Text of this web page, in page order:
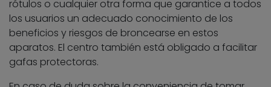
rótulos o cualquier otra forma que garantice a todos
los usuarios un adecuado conocimiento de los
beneficios y riesgos de broncearse en estos
aparatos. El centro también está obligado a facilitar
gafas protectoras.